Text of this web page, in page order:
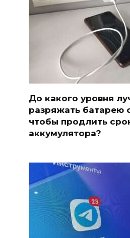
До какого уровня
разряжать батарею
чтобы продлить
аккумулятора?